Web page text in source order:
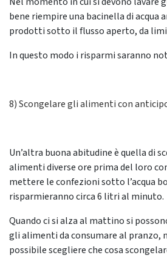
bene riempire una bacinella di acqua
prodotti sotto il flusso aperto, da
In questo modo i risparmi saranno
8) Scongelare gli alimenti con
Un’altra buona abitudine è quella di
alimenti diverse ore prima del loro
mettere le confezioni sotto l’acqua
risparmieranno circa 6 litri al minuto.
Quando ci si alza al mattino si
gli alimenti da consumare al pranzo,
possibile scegliere che cosa